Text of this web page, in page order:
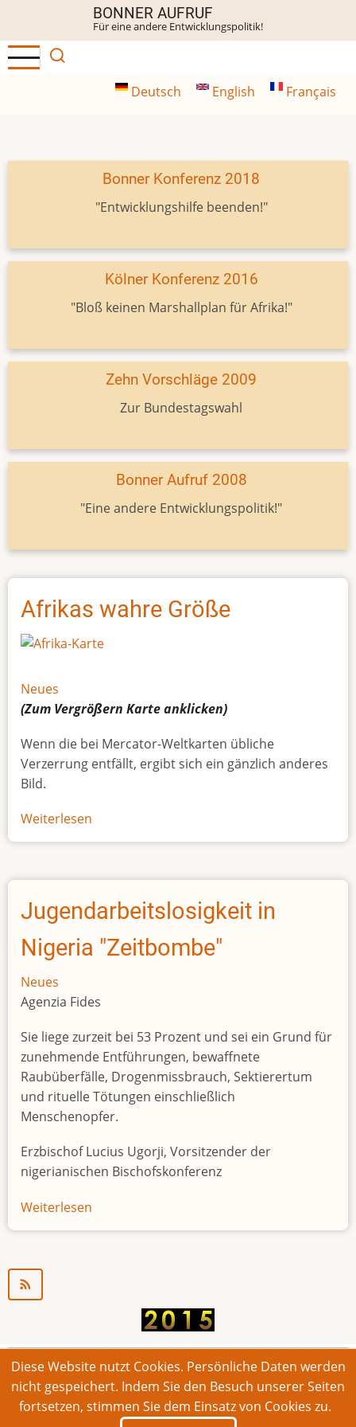
Inhalt
BONNER AUFRUF
Für eine andere Entwicklungspolitik!
Deutsch English Français
Bonner Konferenz 2018
"Entwicklungshilfe beenden!"
Kölner Konferenz 2016
"Bloß keinen Marshallplan für Afrika!"
Zehn Vorschläge 2009
Zur Bundestagswahl
Bonner Aufruf 2008
"Eine andere Entwicklungspolitik!"
Afrikas wahre Größe
Neues
(Zum Vergrößern Karteanklicken)
Wenn die bei Mercator-Weltkarten übliche
Verzerrung entfällt, ergibt sich ein gänzlich anderes
Bild.
Weiterlesen
Afrikas
Größe
Jugendarbeitslosigkeit in
Nigeria "Zeitbombe"
Neues
Agenzia Fides
Sie liege zurzeit bei 53 Prozent und sei ein Grund für
zunehmende Entführungen, bewaffnete
Raubüberfälle, Drogenmissbrauch, Sektierertum
und rituelle Tötungen einschließlich
Menschenopfer.
Erzbischof Lucius Ugorji, Vorsitzender der
nigerianischen Bischofskonferenz
Weiterlesen
Jugendarbeitslosigkeit
© 2026 Bonner Aufruf. Alle Rechte vorbehalten.
Footer
Impressum Kontakt Intern
Diese Website nutzt Cookies. Persönliche Daten werden
nicht gespeichert. Indem Sie den Besuch unserer Seiten
fortsetzen, stimmen Sie dem Einsatz von Cookies zu.